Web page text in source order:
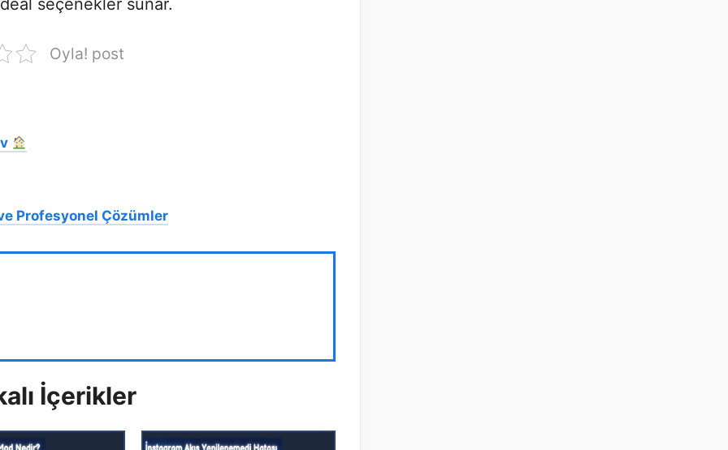
seçenekler sunar.
Oyla! post
Profesyonel Çözümler
İçerikler